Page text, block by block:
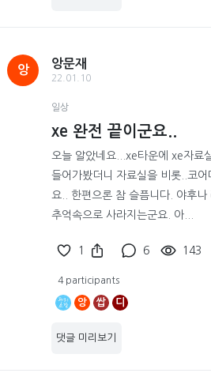
앙
앙문재
22.01.10
일상
xe 완전 끝이군요..
오늘 알았네요...xe타운에 xe자료
들어가봤더니 자료실을 비롯..코
요.. 한편으론 참 슬픔니다. 야후나
추억속으로 사라지는군요. 아...
1 6 143
4 participants
앙 쌉 디
댓글 미리보기